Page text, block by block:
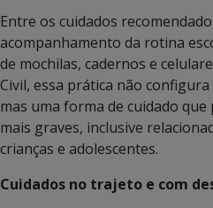
Entre os cuidados
acompanhamento da rotina
de mochilas, cadernos e
Civil, essa prática não
mas uma forma de cuidado
mais graves, inclusive
crianças e adolescentes.
Cuidados no trajeto e com